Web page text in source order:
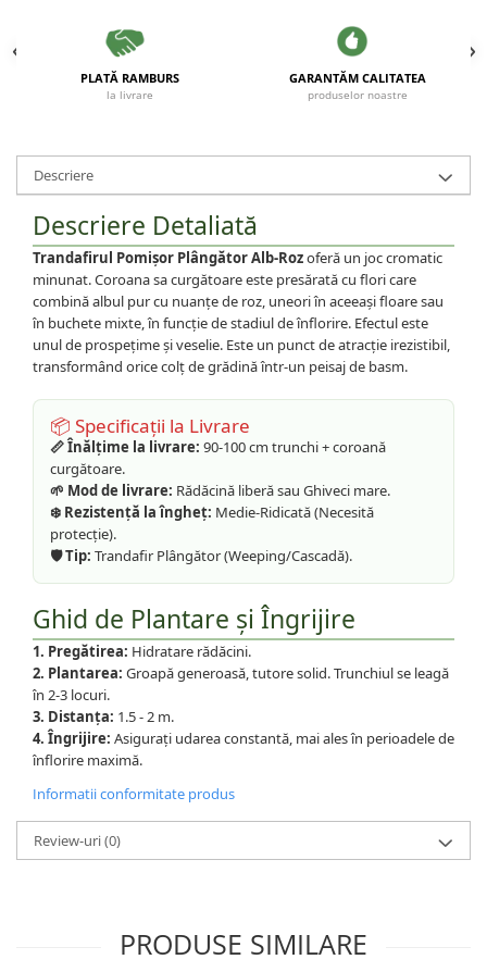
PLATĂ RAMBURS
la livrare
GARANTĂM CALITATEA
produselor noastre
Descriere
Descriere Detaliată
Trandafirul Pomișor Plângător Alb-Rozoferă un joc cromatic
minunat. Coroana sa curgătoare este presărată cu flori care
combină albul pur cu nuanțe de roz, uneori în aceeași floare sau
în buchete mixte, în funcție de stadiul de înflorire. Efectul este
unul de prospețime și veselie. Este un punct de atracție irezistibil,
transformând orice colț de grădină într-un peisaj de basm.
📦 Specificații la Livrare
📏 Înălțime la livrare: 90-100 cm trunchi + coroană
curgătoare.
🌱 Mod de livrare: Rădăcină liberă sau Ghiveci mare.
❄️ Rezistență la îngheț: Medie-Ridicată (Necesită
protecție).
🛡️ Tip: Trandafir Plângător (Weeping/Cascadă).
Ghid de Plantare și Îngrijire
1. Pregătirea: Hidratare rădăcini.
2. Plantarea: Groapă generoasă, tutore solid. Trunchiul se leagă
în 2-3 locuri.
3. Distanța: 1.5 - 2 m.
4. Îngrijire: Asigurați udarea constantă, mai ales în perioadele de
înflorire maximă.
Informatii conformitate produs
Review-uri(0)
PRODUSE SIMILARE